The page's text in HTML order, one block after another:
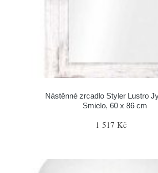
Nástěnné zrcadlo Styler Lustro
Smielo, 60 x 86 cm
1 517 Kč